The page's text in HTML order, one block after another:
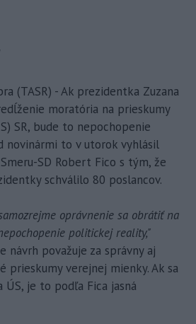
(TASR) - Ak prezidentka Zuzana
moratória na prieskumy
SR, bude to nepochopenie
novinármi to v utorok vyhlásil
SD Robert Fico s tým, že
schválilo 80 poslancov.
oprávnenie sa obrátiť na
politickej reality,"
návrh považuje za správny aj
prieskumy verejnej mienky. Ak sa
je to podľa Fica jasná